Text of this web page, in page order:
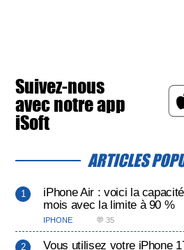
Suivez-nous
avec notre app
iSoft
ARTICLES
iPhone Air : voici la
mois avec la limite à 90 %
IPHONE 💬 35
Vous utilisez votre iPhone